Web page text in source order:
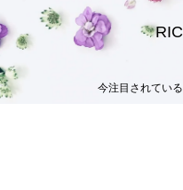
今注目されてい